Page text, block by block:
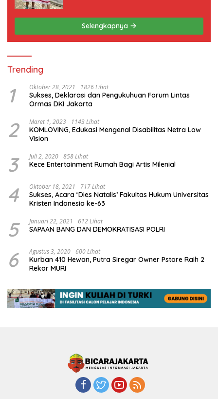
Selengkapnya
Trending
1 Oktober 28, 2021 1826 Lihat
Sukses, Deklarasi dan Pengukuhuan Forum Lintas
Ormas DKI Jakarta
2 Maret 1, 2023 1143 Lihat
KOMLOVING, Edukasi Mengenal Disabilitas Netra Low
Vision
3 Juli 2, 2020 858 Lihat
Kece Entertainment Rumah Bagi Artis Milenial
4 Oktober 18, 2021 717 Lihat
Sukses, Acara ‘Dies Natalis’ Fakultas Hukum Universitas
Kristen Indonesia ke-63
5 Januari 22, 2021 612 Lihat
SAPAAN BANG DAN DEMOKRATISASI POLRI
6 Agustus 3, 2020 600 Lihat
Kurban 410 Hewan, Putra Siregar Owner Pstore Raih 2
Rekor MURI